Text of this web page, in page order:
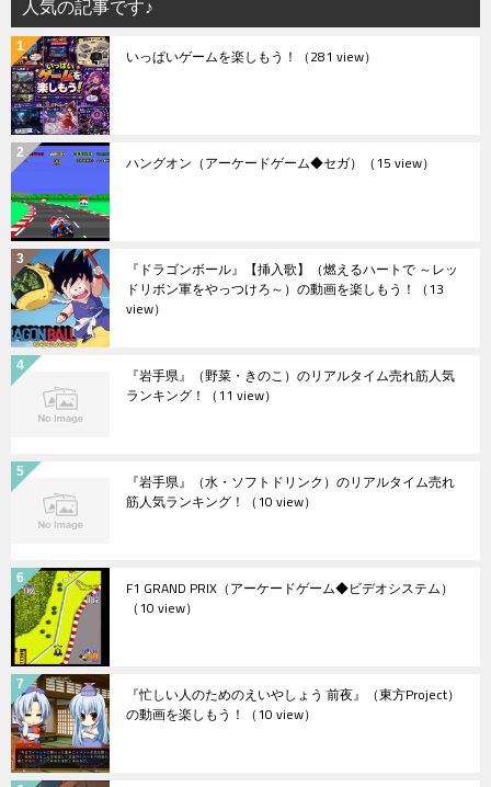
人気の記事です♪
いっぱいゲームを楽しもう！ （281 view）
ハングオン（アーケードゲーム◆セガ） （15 view）
『ドラゴンボール』【挿入歌】（燃えるハートで ～レッ
ドリボン軍をやっつけろ～）の動画を楽しもう！ （13
view）
『岩手県』（野菜・きのこ）のリアルタイム売れ筋人気
ランキング！ （11 view）
『岩手県』（水・ソフトドリンク）のリアルタイム売れ
筋人気ランキング！ （10 view）
F1 GRAND PRIX（アーケードゲーム◆ビデオシステム）
（10 view）
『忙しい人のためのえいやしょう 前夜』（東方Project）
の動画を楽しもう！ （10 view）